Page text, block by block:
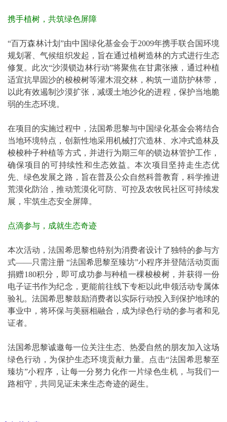
携手植树，共筑绿色屏障
“百万森林计划”由中国绿化基金会于2009年携手联合国环境
规划署、气候组织发起，旨在通过植树造林的方式进行生态
修复。此次“沙漠锁边林行动”将聚焦在甘肃张掖，通过种植
适宜抗旱固沙的梭梭树等灌木混交林，构筑一道防护林带，
以此有效遏制沙漠扩张，减缓土地沙化的进程，保护当地脆
弱的生态环境。
在项目的实施过程中，法国希思黎与中国绿化基金会将结合
当地环境特点，创新性地采用机械打穴造林、水冲式造林及
梭梭种子种植等方式，并进行为期三年的锁边林管护工作，
确保项目的可持续性和生态效益。本次项目坚持走生态优
先、绿色发展之路，旨在普及公众自然科普教育，科学推进
荒漠化防治，推动荒漠化可防、可控及农牧民社区可持续发
展，牢筑生态安全屏障。
点滴参与，成就生态奇迹
本次活动，法国希思黎也特别为消费者设计了独特的参与方
式——只需注册 “法国希思黎至臻坊”小程序并登陆活动页面
捐赠180积分，即可成功参与种植一棵梭梭树，并获得一份
电子证书作为纪念，更能前往线下专柜以此申领活动专属体
验礼。法国希思黎鼓励消费者以实际行动投入到保护地球的
事业中，将环保与美丽相融合，成为绿色行动的参与者和见
证者。
法国希思黎诚邀每一位关注生态、热爱自然的朋友加入这场
绿色行动，为保护生态环境贡献力量。点击“法国希思黎至
臻坊”小程序，让每一分努力化作一片绿色生机，与我们一
路相守，共同见证未来生态奇迹的诞生。